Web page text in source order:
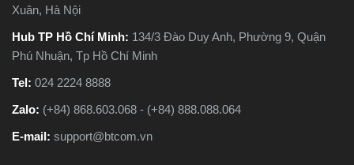
Xuân, Hà Nội
Hub TP Hồ Chí Minh: 134/3 Đào Duy Anh, Phường 9, Quận
Phú Nhuận, Tp Hồ Chí Minh
Tel: 024 2224 8888
Zalo: (+84) 868.603.068 - (+84) 888.088.064
E-mail: support@btcom.vn